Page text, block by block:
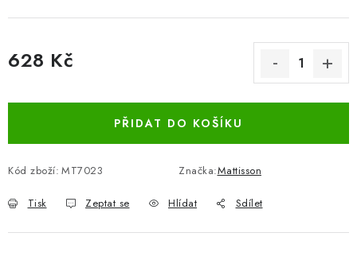
628 Kč
PŘIDAT DO KOŠÍKU
Kód zboží: MT7023 Značka:Mattisson
Tisk Zeptat se Hlídat Sdílet